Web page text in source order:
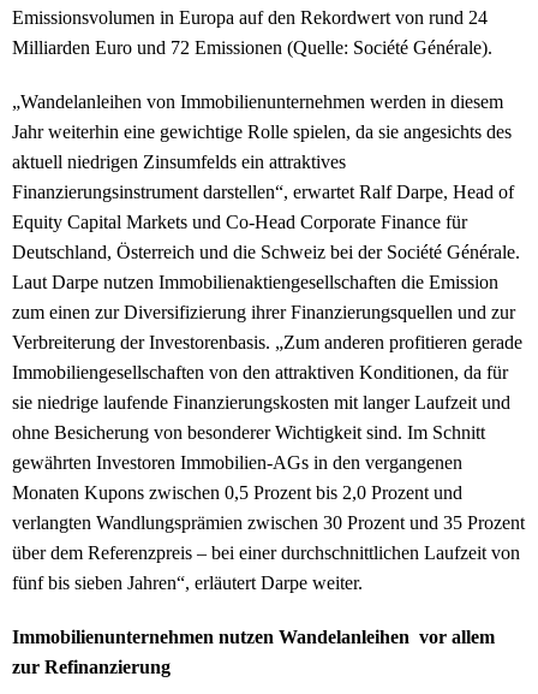
Emissionsvolumen in Europa auf den Rekordwert von rund 24
Milliarden Euro und 72 Emissionen (Quelle: Société Générale).
„Wandelanleihen von Immobilienunternehmen werden in diesem
Jahr weiterhin eine gewichtige Rolle spielen, da sie angesichts des
aktuell niedrigen Zinsumfelds ein attraktives
Finanzierungsinstrument darstellen“, erwartet Ralf Darpe, Head of
Equity Capital Markets und Co-Head Corporate Finance für
Deutschland, Österreich und die Schweiz bei der Société Générale.
Laut Darpe nutzen Immobilienaktiengesellschaften die Emission
zum einen zur Diversifizierung ihrer Finanzierungsquellen und zur
Verbreiterung der Investorenbasis. „Zum anderen profitieren gerade
Immobiliengesellschaften von den attraktiven Konditionen, da für
sie niedrige laufende Finanzierungskosten mit langer Laufzeit und
ohne Besicherung von besonderer Wichtigkeit sind. Im Schnitt
gewährten Investoren Immobilien-AGs in den vergangenen
Monaten Kupons zwischen 0,5 Prozent bis 2,0 Prozent und
verlangten Wandlungsprämien zwischen 30 Prozent und 35 Prozent
über dem Referenzpreis – bei einer durchschnittlichen Laufzeit von
fünf bis sieben Jahren“, erläutert Darpe weiter.
Immobilienunternehmen nutzen Wandelanleihen vor allem
zur Refinanzierung